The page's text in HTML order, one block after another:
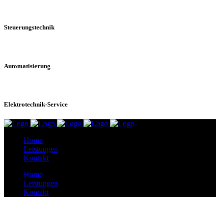
Steuerungstechnik
Automatisierung
Elektrotechnik-Service
Home
Leistungen
Kontakt
Home
Leistungen
Kontakt